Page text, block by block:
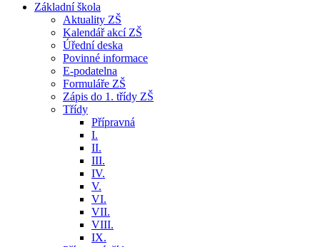
Základní škola
Aktuality ZŠ
Kalendář akcí ZŠ
Úřední deska
Povinné informace
E-podatelna
Formuláře ZŠ
Zápis do 1. třídy ZŠ
Třídy
Přípravná
I.
II.
III.
IV.
V.
VI.
VII.
VIII.
IX.